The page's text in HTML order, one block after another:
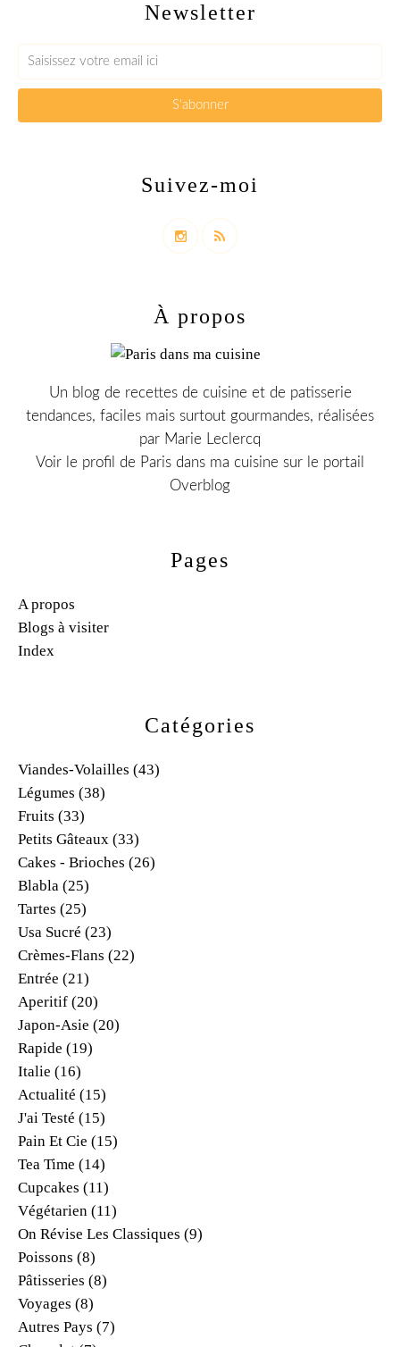
Newsletter
Catégories
Viandes-Volailles (43)
Légumes (38)
Fruits (33)
Petits Gâteaux (33)
Cakes - Brioches (26)
Blabla (25)
Tartes (25)
Usa Sucré (23)
Crèmes-Flans (22)
Entrée (21)
Aperitif (20)
Japon-Asie (20)
Rapide (19)
Italie (16)
Actualité (15)
J'ai Testé (15)
Pain Et Cie (15)
Tea Time (14)
Cupcakes (11)
Végétarien (11)
On Révise Les Classiques (9)
Poissons (8)
Pâtisseries (8)
Voyages (8)
Autres Pays (7)
Pages
A propos
Blogs à visiter
Index
Suivez-moi
À propos
Un blog de recettes de cuisine et de patisserie
tendances, faciles mais surtout gourmandes, réalisées
par Marie Leclercq
Voir le profil de Paris dans ma cuisine sur le portail
Overblog